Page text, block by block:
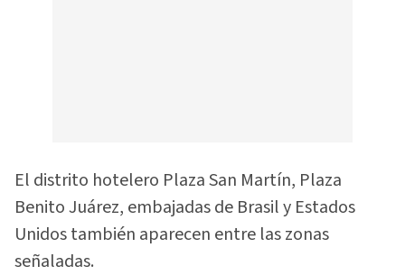
El distrito hotelero Plaza San Martín, Plaza
Benito Juárez, embajadas de Brasil y Estados
Unidos también aparecen entre las zonas
señaladas.